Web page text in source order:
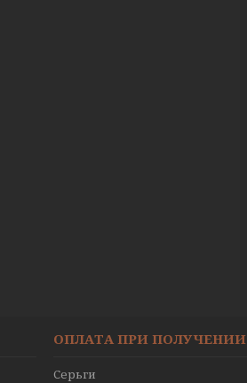
ОПЛАТА ПРИ ПОЛУЧЕНИИ
Серьги